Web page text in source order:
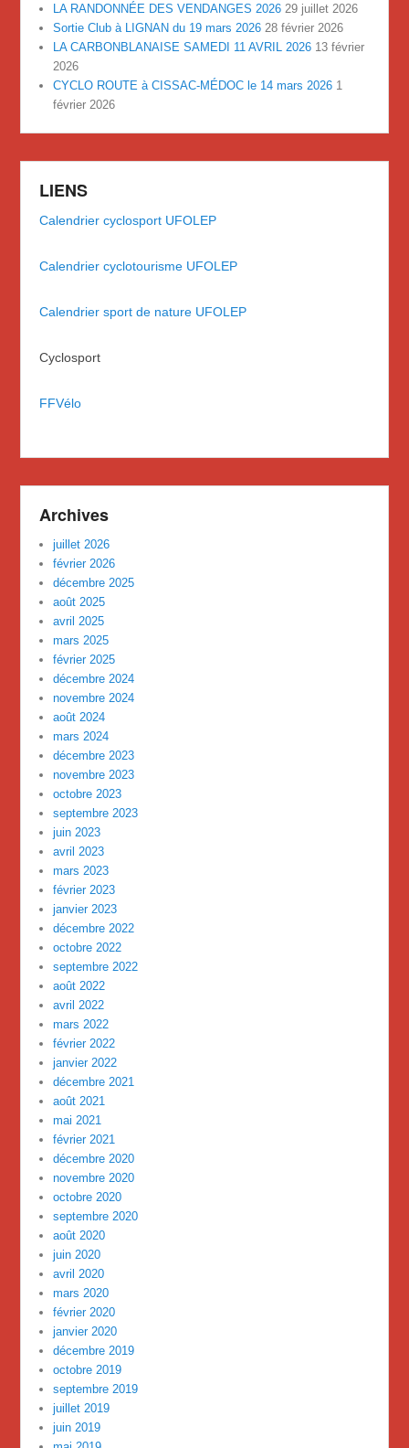
LA RANDONNÉE DES VENDANGES 2026 29 juillet 2026
Sortie Club à LIGNAN du 19 mars 2026 28 février 2026
LA CARBONBLANAISE SAMEDI 11 AVRIL 2026 13 février
2026
CYCLO ROUTE à CISSAC-MÉDOC le 14 mars 2026 1
février 2026
LIENS
Calendrier cyclosport UFOLEP
Calendrier cyclotourisme UFOLEP
Calendrier sport de nature UFOLEP
Cyclosport
FFVélo
Archives
juillet 2026
février 2026
décembre 2025
août 2025
avril 2025
mars 2025
février 2025
décembre 2024
novembre 2024
août 2024
mars 2024
décembre 2023
novembre 2023
octobre 2023
septembre 2023
juin 2023
avril 2023
mars 2023
février 2023
janvier 2023
décembre 2022
octobre 2022
septembre 2022
août 2022
avril 2022
mars 2022
février 2022
janvier 2022
décembre 2021
août 2021
mai 2021
février 2021
décembre 2020
novembre 2020
octobre 2020
septembre 2020
août 2020
juin 2020
avril 2020
mars 2020
février 2020
janvier 2020
décembre 2019
octobre 2019
septembre 2019
juillet 2019
juin 2019